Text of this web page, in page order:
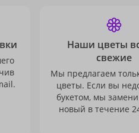
Наши цветы
свежие
Мы предлагаем
цветы. Если вы
букетом, мы
новый в течение